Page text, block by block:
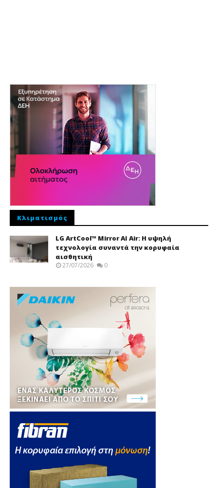
Κλιματισμός
LG ArtCool™ Mirror AI Air: Η υψηλή
τεχνολογία συναντά την κορυφαία
αισθητική
27/07/2026 0